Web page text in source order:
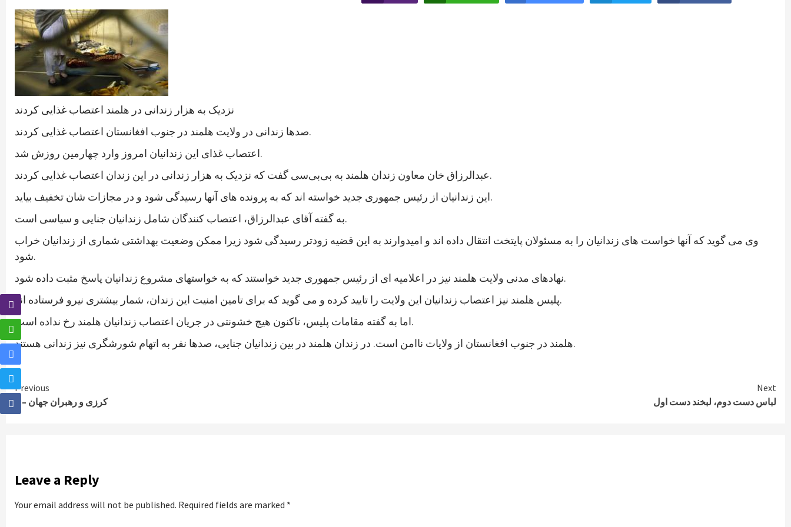
نزدیک به هزار زندانی در هلمند اعتصاب غذایی کردند
صدها زندانی در ولایت هلمند در جنوب افغانستان اعتصاب غذایی کردند.
اعتصاب غذای این زندانیان امروز وارد چهارمین روزش شد.
عبدالرزاق خان معاون زندان هلمند به بی‌بی‌سی گفت که نزدیک به هزار زندانی در این زندان اعتصاب غذایی کردند.
این زندانیان از رئیس جمهوری جدید خواسته اند که به پرونده های آنها رسیدگی شود و در مجازات شان تخفیف بیاید.
به گفته آقای عبدالرزاق، اعتصاب کنندگان شامل زندانیان جنایی و سیاسی است.
وی می گوید که آنها خواست های زندانیان را به مسئولان پایتخت انتقال داده اند و امیدوارند به این قضیه زودتر رسیدگی شود زیرا ممکن وضعیت بهداشتی شماری از زندانیان خراب
شود.
نهادهای مدنی ولایت هلمند نیز در اعلامیه ای از رئیس جمهوری جدید خواستند که به خواستهای مشروع زندانیان پاسخ مثبت داده شود.
پلیس هلمند نیز اعتصاب زندانیان این ولایت را تایید کرده و می گوید که برای تامین امنیت این زندان، شمار بیشتری نیرو فرستاده اند.
اما به گفته مقامات پلیس، تاکنون هیچ خشونتی در جریان اعتصاب زندانیان هلمند رخ نداده است.
هلمند در جنوب افغانستان از ولایات ناامن است. در زندان هلمند در بین زندانیان جنایی، صدها نفر به اتهام شورشگری نیز زندانی هستند.
Continue
Reading
Previous
کرزی و رهبران جهان – ۱
Next
لباس دست دوم، لبخند دست اول
Leave a Reply
Your email address will not be published. Required fields are marked *